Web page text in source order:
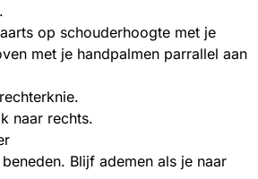
op schouderhoogte met je
met je handpalmen parrallel aan
naar rechts.
Blijf ademen als je naar